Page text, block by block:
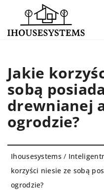
Jakie
sobą
drewnianej
ogrodzie?
Ihousesystems /
korzyści niesie ze sobą
ogrodzie?